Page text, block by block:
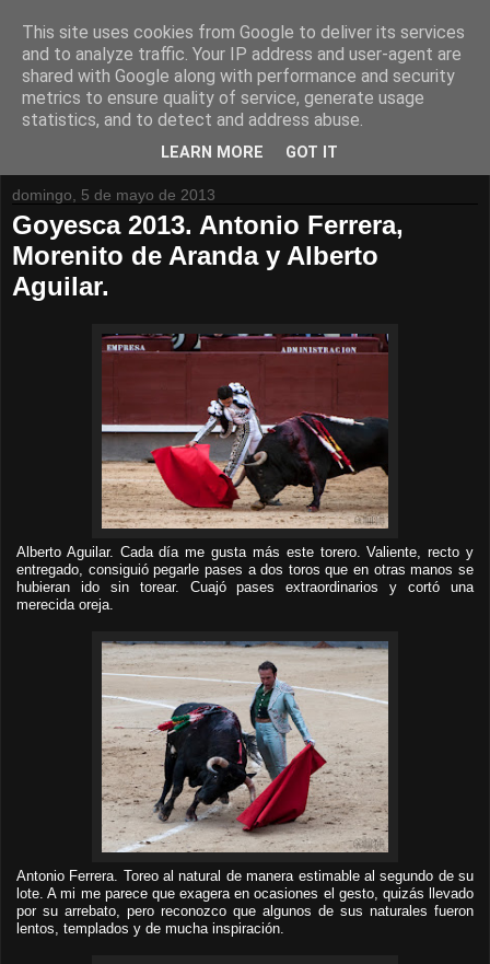
domingo, 5 de mayo de 2013
Goyesca 2013. Antonio Ferrera,
Morenito de Aranda y Alberto
Aguilar.
Alberto Aguilar. Cada día me gusta más este torero. Valiente, recto y
entregado, consiguió pegarle pases a dos toros que en otras manos se
hubieran ido sin torear. Cuajó pases extraordinarios y cortó una
merecida oreja.
Antonio Ferrera. Toreo al natural de manera estimable al segundo de su
lote. A mi me parece que exagera en ocasiones el gesto, quizás llevado
por su arrebato, pero reconozco que algunos de sus naturales fueron
lentos, templados y de mucha inspiración.
This site uses cookies from Google to deliver its services
and to analyze traffic. Your IP address and user-agent are
shared with Google along with performance and security
metrics to ensure quality of service, generate usage
statistics, and to detect and address abuse.
LEARN MORE GOT IT